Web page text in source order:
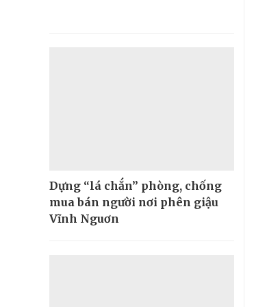
Dựng “lá chắn” phòng, chống
mua bán người nơi phên giậu
Vĩnh Nguơn